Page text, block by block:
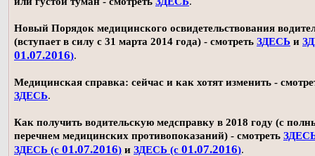
Новый Порядок медицинского освидетельствования
(вступает в силу с 31 марта 2014 года) - смотреть ЗДЕСЬ и
01.07.2016).
Медицинская справка: сейчас и как хотят изменить -
ЗДЕСЬ.
Как получить водительскую медсправку в 2018 году (с
перечнем медицинских противопоказаний) - смотреть
ЗДЕСЬ (с 01.07.2016) и ЗДЕСЬ (с 01.07.2016).